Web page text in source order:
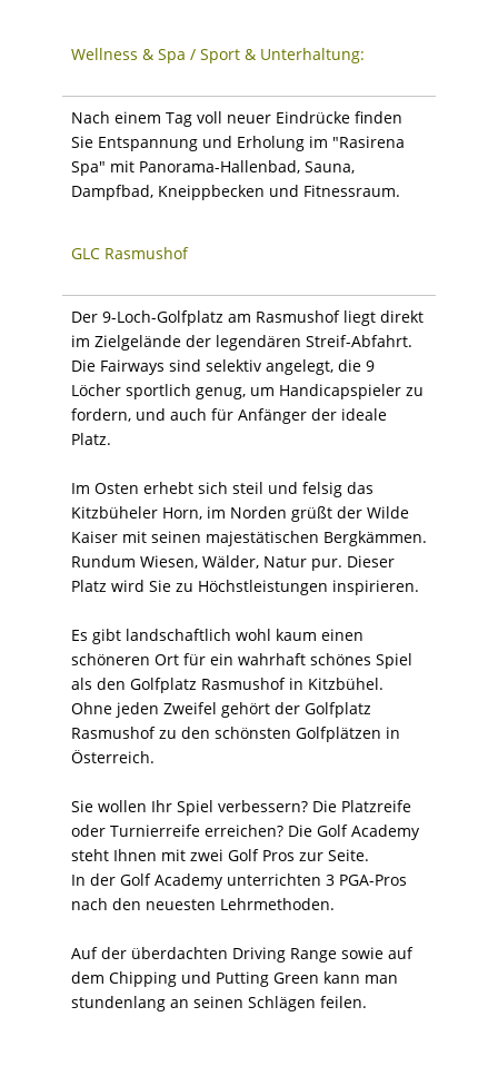
Wellness & Spa / Sport & Unterhaltung:
Nach einem Tag voll neuer Eindrücke finden
Sie Entspannung und Erholung im "Rasirena
Spa" mit Panorama-Hallenbad, Sauna,
Dampfbad, Kneippbecken und Fitnessraum.
GLC Rasmushof
Der 9-Loch-Golfplatz am Rasmushof liegt direkt
im Zielgelände der legendären Streif-Abfahrt.
Die Fairways sind selektiv angelegt, die 9
Löcher sportlich genug, um Handicapspieler zu
fordern, und auch für Anfänger der ideale
Platz.
Im Osten erhebt sich steil und felsig das
Kitzbüheler Horn, im Norden grüßt der Wilde
Kaiser mit seinen majestätischen Bergkämmen.
Rundum Wiesen, Wälder, Natur pur. Dieser
Platz wird Sie zu Höchstleistungen inspirieren.
Es gibt landschaftlich wohl kaum einen
schöneren Ort für ein wahrhaft schönes Spiel
als den Golfplatz Rasmushof in Kitzbühel.
Ohne jeden Zweifel gehört der Golfplatz
Rasmushof zu den schönsten Golfplätzen in
Österreich.
Sie wollen Ihr Spiel verbessern? Die Platzreife
oder Turnierreife erreichen? Die Golf Academy
steht Ihnen mit zwei Golf Pros zur Seite.
In der Golf Academy unterrichten 3 PGA-Pros
nach den neuesten Lehrmethoden.
Auf der überdachten Driving Range sowie auf
dem Chipping und Putting Green kann man
stundenlang an seinen Schlägen feilen.